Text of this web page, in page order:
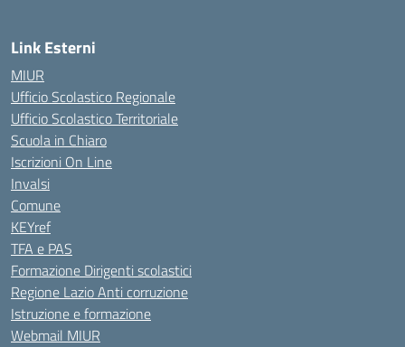
Link Esterni
MIUR
Ufficio Scolastico Regionale
Ufficio Scolastico Territoriale
Scuola in Chiaro
Iscrizioni On Line
Invalsi
Comune
KEYref
TFA e PAS
Formazione Dirigenti scolastici
Regione Lazio Anti corruzione
Istruzione e formazione
Webmail MIUR